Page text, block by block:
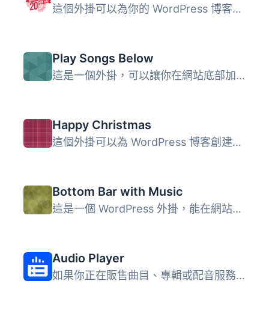
這個外掛可以為你的 WordPress 博客創建完美的外觀。 在你的...
Play Songs Below
這是一個外掛，可以讓你在網站底部加入一個按鈕，並顯示一個 ...
Happy Christmas
這個外掛可以為 WordPress 博客創建完美的外觀。它會在你的模...
Bottom Bar with Music
這是一個 WordPress 外掛，能在網站底部新增一個功能列。你可...
Audio Player
如果你正在販售曲目、專輯或配音服務，使用者也可以預覽你的...